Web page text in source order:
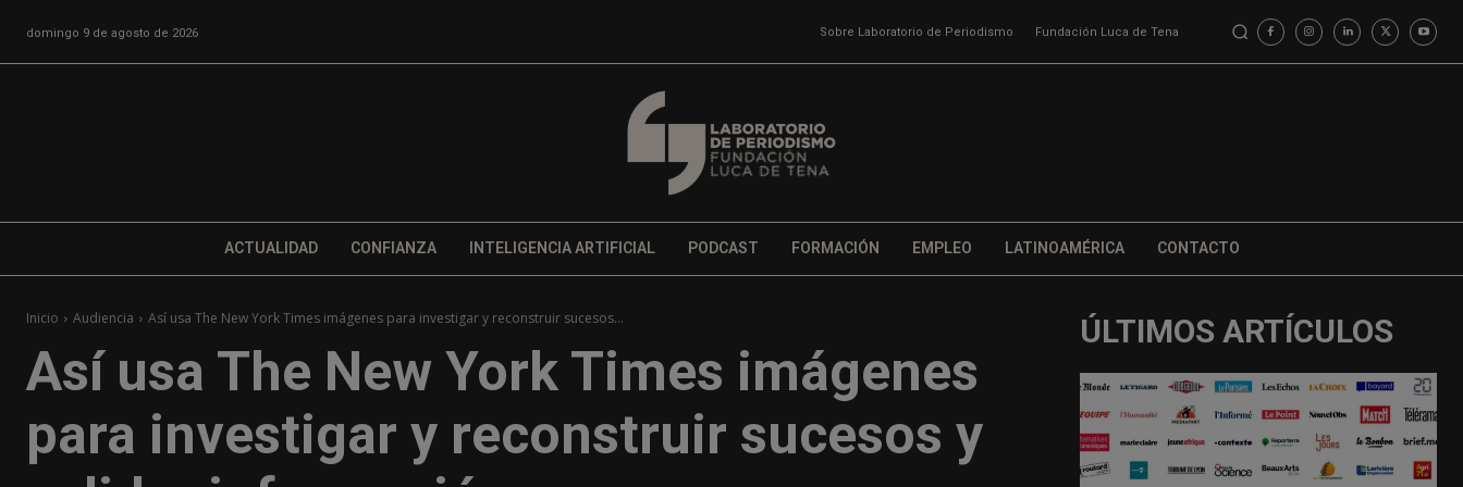
domingo 9 de agosto de 2026 Sobre Laboratorio de Periodismo Fundación Luca de Tena
ACTUALIDAD CONFIANZA INTELIGENCIA ARTIFICIAL PODCAST FORMACIÓN EMPLEO LATINOAMÉRICA CONTACTO
Inicio Audiencia Así usa The New York Times imágenes para investigar y reconstruir sucesos...
Así usa The New York Times imágenes
para investigar y reconstruir sucesos y
ÚLTIMOS ARTÍCULOS